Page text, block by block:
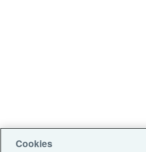
Cookies